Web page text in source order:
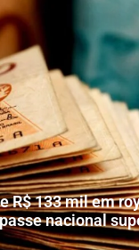
R$ 133 mil em
nacional